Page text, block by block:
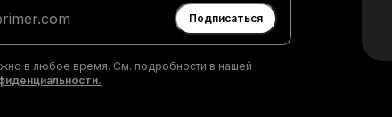
Подписаться
в любое время. См. подробности в нашей